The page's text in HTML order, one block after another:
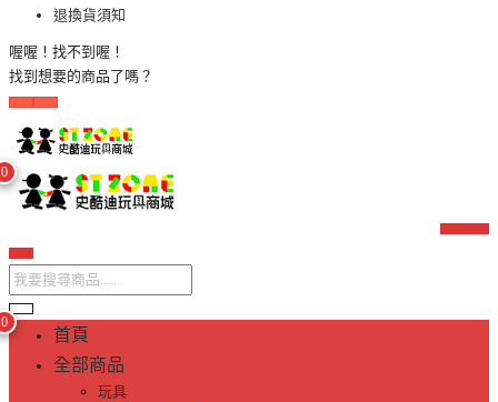
退換貨須知
喔喔！找不到喔！
找到想要的商品了嗎？
0
0
首頁
全部商品
玩具